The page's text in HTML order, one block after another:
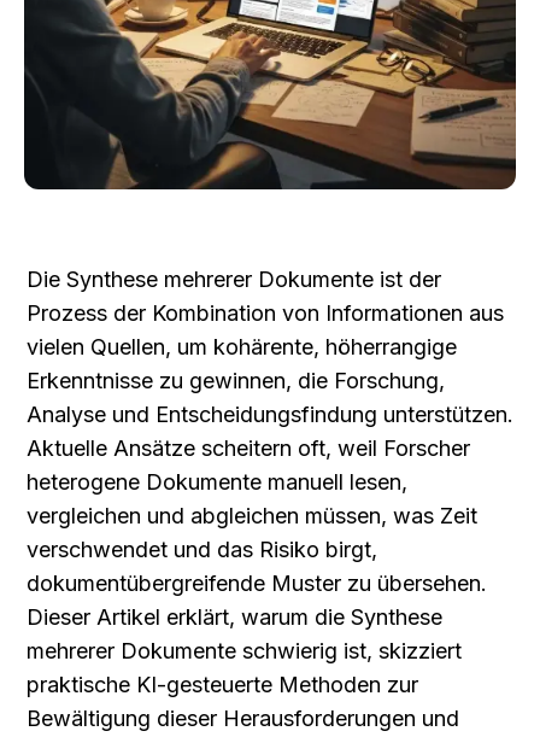
Die Synthese mehrerer Dokumente ist der
Prozess der Kombination von Informationen aus
vielen Quellen, um kohärente, höherrangige
Erkenntnisse zu gewinnen, die Forschung,
Analyse und Entscheidungsfindung unterstützen.
Aktuelle Ansätze scheitern oft, weil Forscher
heterogene Dokumente manuell lesen,
vergleichen und abgleichen müssen, was Zeit
verschwendet und das Risiko birgt,
dokumentübergreifende Muster zu übersehen.
Dieser Artikel erklärt, warum die Synthese
mehrerer Dokumente schwierig ist, skizziert
praktische KI-gesteuerte Methoden zur
Bewältigung dieser Herausforderungen und